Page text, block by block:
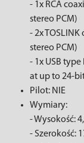
- 1x RCA
stereo PCM)
- 2x
stereo PCM)
- 1x USB
at up to 24-
Pilot: NIE
Wymiary:
- Wysokość:
- Szerokość: